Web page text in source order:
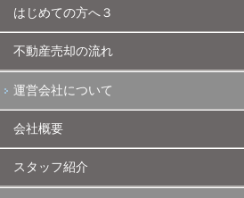
はじめての方へ３
不動産売却の流れ
運営会社について
会社概要
スタッフ紹介